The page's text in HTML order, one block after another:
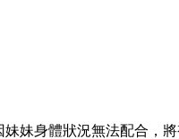
妹身體狀況無法配合，